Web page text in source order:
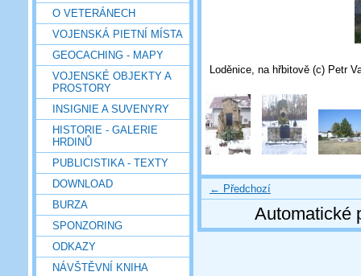
O VETERÁNECH
VOJENSKÁ PIETNÍ MÍSTA
GEOCACHING - MAPY
VOJENSKÉ OBJEKTY A
PROSTORY
INSIGNIE A SUVENYRY
HISTORIE - GALERIE
HRDINŮ
PUBLICISTIKA - TEXTY
DOWNLOAD
BURZA
SPONZORING
ODKAZY
NÁVŠTĚVNÍ KNIHA
Loděnice, na hřbitově (c) Petr
← Předchozí
Automatické